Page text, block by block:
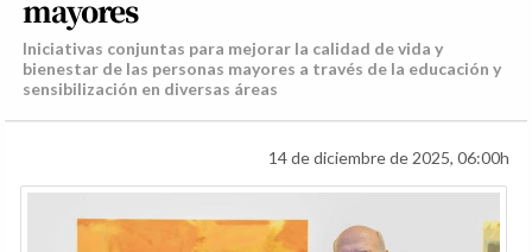
mayores
Iniciativas conjuntas para mejorar la calidad de vida y
bienestar de las personas mayores a través de la educación y
sensibilización en diversas áreas
14 de diciembre de 2025, 06:00h